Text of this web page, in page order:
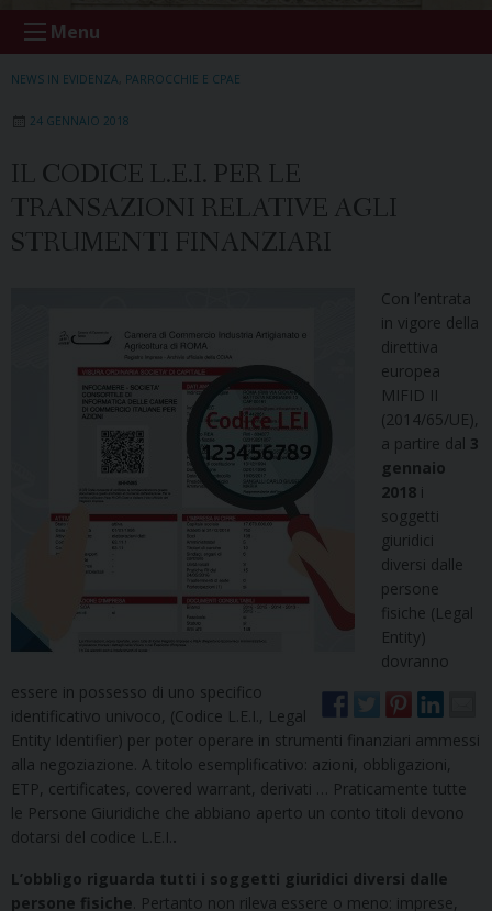
Menu
NEWS IN EVIDENZA PARROCCHIE E CPAE
24 GENNAIO 2018
IL CODICE L.E.I. PER LE
TRANSAZIONI RELATIVE AGLI
STRUMENTI FINANZIARI
Con l’entrata
in vigore della
direttiva
europea
MIFID II
(2014/65/UE),
a partire dal 3
gennaio
2018 i
soggetti
giuridici
diversi dalle
persone
fisiche (Legal
Entity)
dovranno
essere in possesso di uno specifico
identificativo univoco, (Codice L.E.I., Legal
Entity Identifier) per poter operare in strumenti finanziari ammessi
alla negoziazione. A titolo esemplificativo: azioni, obbligazioni,
ETP, certificates, covered warrant, derivati … Praticamente tutte
le Persone Giuridiche che abbiano aperto un conto titoli devono
dotarsi del codice L.E.I. .
L’obbligo riguarda tutti i soggetti giuridici diversi dalle
persone fisiche . Pertanto non rileva essere o meno: imprese,